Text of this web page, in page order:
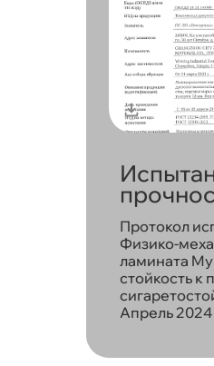
Протокол
Физико-
ламината
стойкость к
Апрель 2024